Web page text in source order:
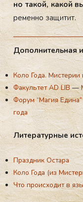
но та­кой, ка­кой
ре­мен­но за­щитит.
До­пол­ни­тель­ная
Коло Года.
Факультет AD LIB—
Форум “Магия Едина”
года
Ли­те­ра­тур­ные
Праздник Остара
Коло Года (из
Что происходит в